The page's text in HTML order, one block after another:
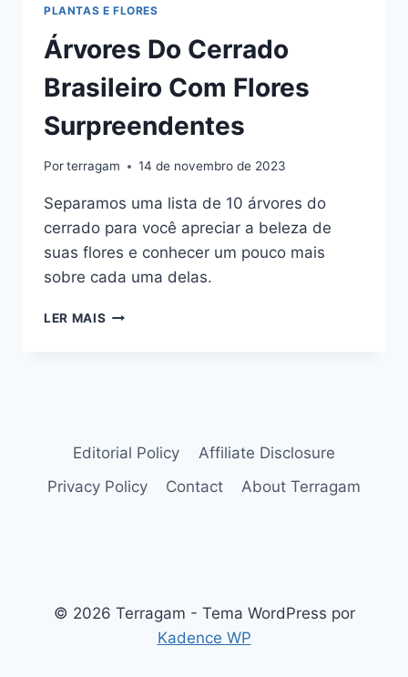
PLANTAS E FLORES
Árvores Do Cerrado
Brasileiro Com Flores
Surpreendentes
Porterragam 14 de novembro de 2023
Separamos uma lista de 10 árvores do
cerrado para você apreciar a beleza de
suas flores e conhecer um pouco mais
sobre cada uma delas.
LER MAIS ÁRVORES
Editorial Policy
Affiliate Disclosure
Privacy Policy
Contact About Terragam
© 2026 Terragam - Tema WordPress por
Kadence WP